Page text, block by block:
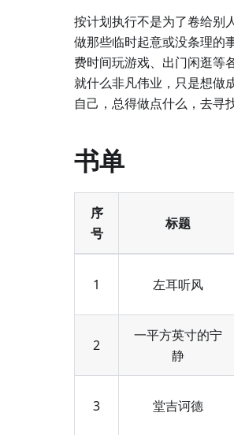
按计划执行不是为了卷给别
做那些临时起意或没条理的
费时间玩游戏、出门闲逛等
就什么非凡伟业，只是想做
自己，总得做点什么，去寻
书单
序
号
标题
1 左耳听风
2
一平方英寸的宁
静
3 堂吉诃德